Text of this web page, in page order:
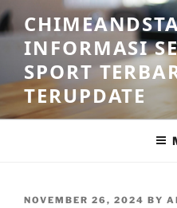
Skip
to
contentINFORMASI
SPORT
TERUPDATE
POSTED
NOVEMBER 26, 2024 BY